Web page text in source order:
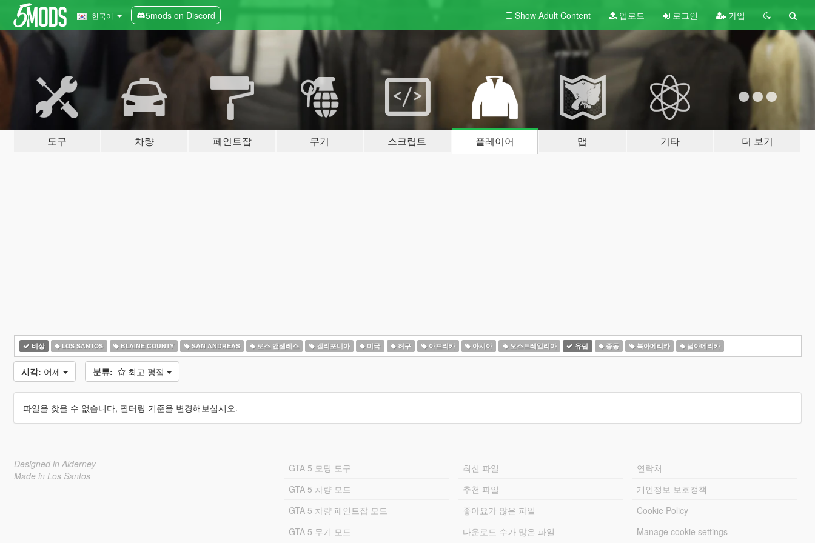
한국어 5mods on Discord Show Adult Content 업로드 로그인 가입
도구 차량 페인트잡 무기 스크립트 플레이어 맵 기타 더 보기
비상 LOS SANTOS BLAINE COUNTY SAN ANDREAS 로스 앤젤레스 캘리포니아 미국 허구 아프리카 아시아 오스트레일리아 유럽 중동 북아메리카 남아메리카
시각: 어제 분류: 최고 평점
파일을 찾을 수 없습니다, 필터링 기준을 변경해보십시오.
Designed in Alderney
Made in Los Santos
GTA 5 모딩 도구
GTA 5 차량 모드
GTA 5 차량 페인트잡 모드
GTA 5 무기 모드
최신 파일
추천 파일
좋아요가 많은 파일
다운로드 수가 많은 파일
연락처
개인정보 보호정책
Cookie Policy
Manage cookie settings